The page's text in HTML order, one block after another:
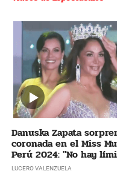
Danuska Zapata
coronada en el Miss
Perú 2024: "No hay
cumplir los sueños"
LUCERO VALENZUELA